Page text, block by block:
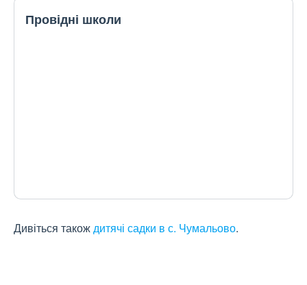
Провідні школи
Дивіться такождитячі садки в с. Чумальово.